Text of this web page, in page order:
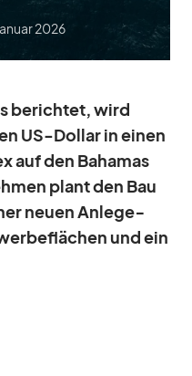
2026
be­rich­tet, wird
US-Dol­lar in ei­nen
auf den Ba­ha­mas
plant den Bau
neuen An­le­ge­
und ein